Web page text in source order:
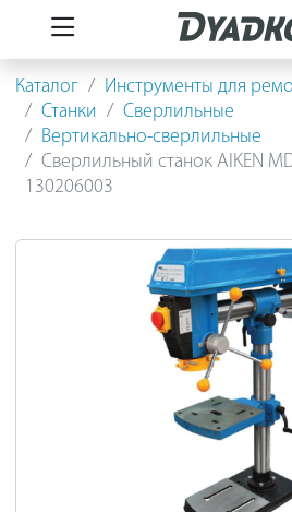
Каталог
Инструменты для
Станки
Сверлильные
Вертикально-сверлильные
Сверлильный станок AIKEN
130206003